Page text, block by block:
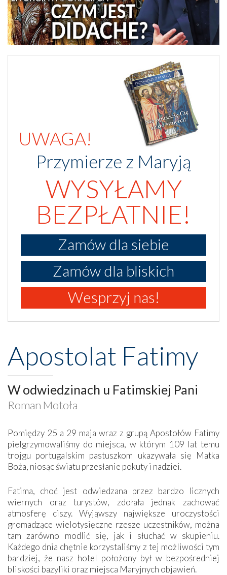
UWAGA!
Przymierze z Maryją
WYSYŁAMY
BEZPŁATNIE!
Zamów dla siebie
Zamów dla bliskich
Wesprzyj nas!
Apostolat Fatimy
W odwiedzinach u Fatimskiej Pani
Roman Motoła
Pomiędzy 25 a 29 maja wraz z grupą Apostołów Fatimy
pielgrzymowaliśmy do miejsca, w którym 109 lat temu
trojgu portugalskim pastuszkom ukazywała się Matka
Boża, niosąc światu przesłanie pokuty i nadziei.
Fatima, choć jest odwiedzana przez bardzo licznych
wiernych oraz turystów, zdołała jednak zachować
atmosferę ciszy. Wyjąwszy największe uroczystości
gromadzące wielotysięczne rzesze uczestników, można
tam zarówno modlić się, jak i słuchać w skupieniu.
Każdego dnia chętnie korzystaliśmy z tej możliwości tym
bardziej, że nasz hotel położony był w bezpośredniej
bliskości bazyliki oraz miejsca Maryjnych objawień.